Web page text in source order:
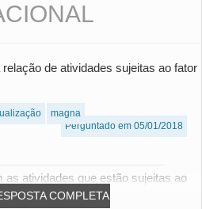
de atividades sujeitas ao fator
magna
Perguntado em 05/01/2018
COMPLETA
as atividades que estão sujeitas ao